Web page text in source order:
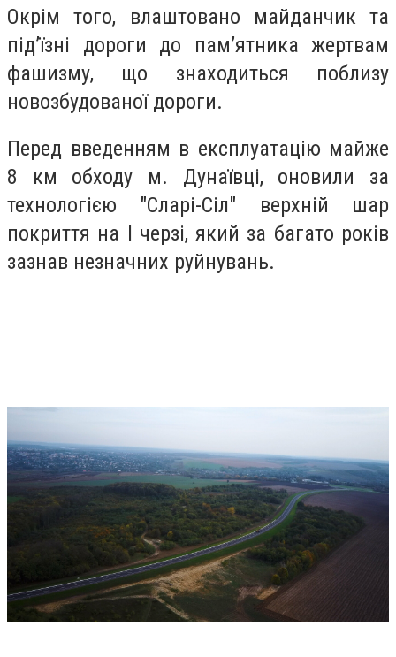
Окрім того, влаштовано майданчик та
під’їзні дороги до пам’ятника жертвам
фашизму, що знаходиться поблизу
новозбудованої дороги.
Перед введенням в експлуатацію майже
8 км обходу м. Дунаївці, оновили за
технологією "Сларі-Сіл" верхній шар
покриття на І черзі, який за багато років
зазнав незначних руйнувань.